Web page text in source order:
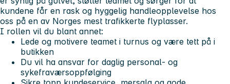
kundene får en rask og hyggelig handleopplevelse hos
oss på en av Norges mest trafikkerte flyplasser.
I rollen vil du blant annet:
Lede og motivere teamet i turnus og være tett på i
butikken
Du vil ha ansvar for daglig personal- og
sykefraværsoppfølging